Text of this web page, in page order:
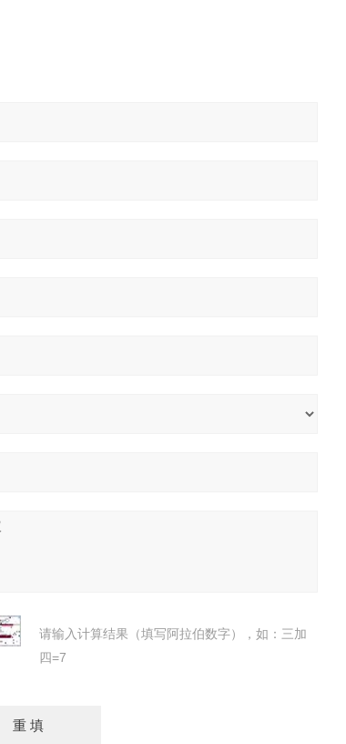
请输入计算结果（填写阿拉伯数字），如：三加
四=7